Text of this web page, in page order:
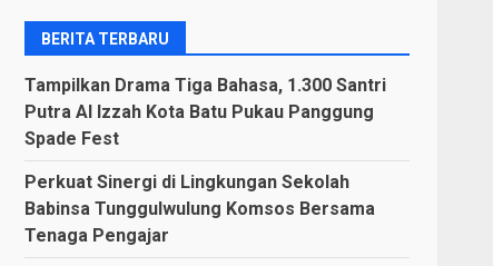
BERITA TERBARU
Tampilkan Drama Tiga Bahasa, 1.300 Santri
Putra Al Izzah Kota Batu Pukau Panggung
Spade Fest
Perkuat Sinergi di Lingkungan Sekolah
Babinsa Tunggulwulung Komsos Bersama
Tenaga Pengajar